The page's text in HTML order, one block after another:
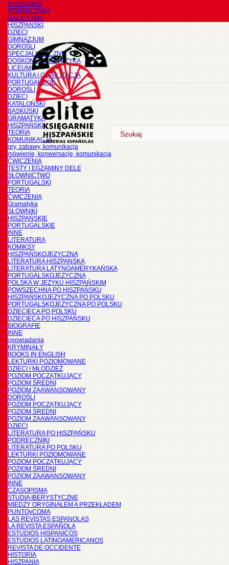
KATEGORIE
PODRĘCZNIKI
GALICYJSKI
HISZPAŃSKI
DZIECI
GIMNAZJUM
DOROŚLI
SPECJALISTYCZNE
DOSKONALENIE JĘZYKA
LICEUM
KULTURA I CYWILIZACJA
PORTUGALSKIE
DOROŚLI
DZIECI
KATALOŃSKI
BASKIJSKI
GRAMATYKA
HISZPAŃSKI
TEORIA
KOMUNIKACJA
gry, zabawy, komunikacja
mówienie, konwersacje, komunikacja
ĆWICZENIA
TESTY I EGZAMINY DELE
SŁOWNICTWO
PORTUGALSKI
TEORIA
ĆWICZENIA
Gramatyka
SŁOWNIKI
HISZPAŃSKIE
PORTUGALSKIE
INNE
LITERATURA
KOMIKSY
HISZPAŃSKOJĘZYCZNA
LITERATURA HISZPANSKA
LITERATURA LATYNOAMERYKAŃSKA
PORTUGALSKOJĘZYCZNA
POLSKA W JĘZYKU HISZPAŃSKIM
POWSZECHNA PO HISZPAŃSKU
HISZPAŃSKOJĘZYCZNA PO POLSKU
PORTUGALSKOJĘZYCZNA PO POLSKU
DZIECIĘCA PO POLSKU
DZIECIĘCA PO HISZPAŃSKU
BIOGRAFIE
INNE
opowiadania
KRYMINAŁY
BOOKS IN ENGLISH
LEKTURKI POZIOMOWANE
DZIECI I MŁODZIEŻ
POZIOM POCZĄTKUJĄCY
POZIOM ŚREDNI
POZIOM ZAAWANSOWANY
DOROŚLI
POZIOM POCZĄTKUJĄCY
POZIOM ŚREDNI
POZIOM ZAAWANSOWANY
DZIECI
LITERATURA PO HISZPAŃSKU
PODRĘCZNIKI
LITERATURA PO POLSKU
LEKTURKI POZIOMOWANE
POZIOM POCZĄTKUJĄCY
POZIOM ŚREDNI
POZIOM ZAAWANSOWANY
INNE
CZASOPISMA
STUDIA IBERYSTYCZNE
MIĘDZY ORYGINAŁEM A PRZEKŁADEM
PUNTOyCOMA
LAS REVISTAS ESPANOLAS
LA REVISTA ESPAÑOLA
ESTUDIOS HISPANICOS
ESTUDIOS LATINOAMERICANOS
REVISTA DE OCCIDENTE
HISTORIA
HISZPANIA